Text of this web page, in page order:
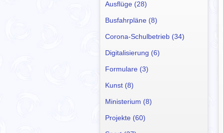
Ausflüge (28)
Busfahrpläne (8)
Corona-Schulbetrieb (34)
Digitalisierung (6)
Formulare (3)
Kunst (8)
Ministerium (8)
Projekte (60)